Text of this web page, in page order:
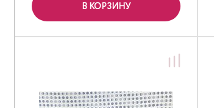
В КОРЗИНУ